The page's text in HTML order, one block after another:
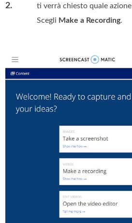
2.
ti verrà chiesto quale
Scegli Make a Recording.